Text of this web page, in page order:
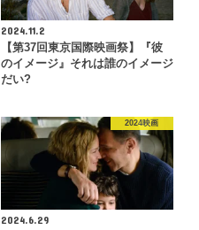
2024.11.2
【第37回東京国際映画祭】『彼
のイメージ』それは誰のイメージ
だい?
2024映画
2024.6.29